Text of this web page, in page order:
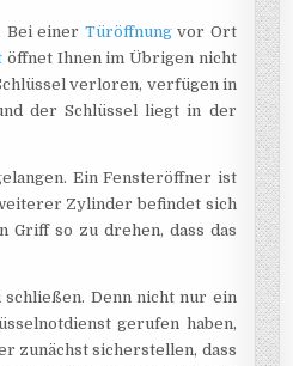
Bei einer Türöffnungvor Ort
öffnet Ihnen im Übrigen nicht
verloren, verfügen in
der Schlüssel liegt in der
Ein Fensteröffner ist
Zylinder befindet sich
Griff so zu drehen, dass das
Denn nicht nur ein
gerufen haben,
zunächst sicherstellen, dass